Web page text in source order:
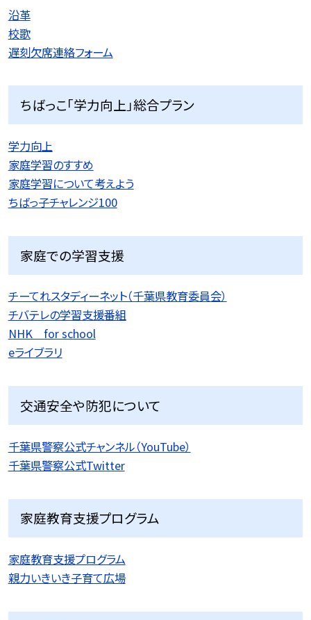
沿革
校歌
遅刻欠席連絡フォーム
ちばっこ「学力向上」総合プラン
学力向上
家庭学習のすすめ
家庭学習について考えよう
ちばっ子チャレンジ100
家庭での学習支援
チーてれスタディーネット（千葉県教育委員会）
チバテレの学習支援番組
NHK for school
eライブラリ
交通安全や防犯について
千葉県警察公式チャンネル（YouTube）
千葉県警察公式Twitter
家庭教育支援プログラム
家庭教育支援プログラム
親力いきいき子育て広場